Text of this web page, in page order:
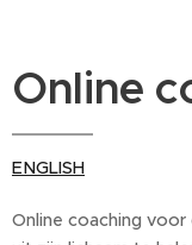
Online
ENGLISH
Online coaching